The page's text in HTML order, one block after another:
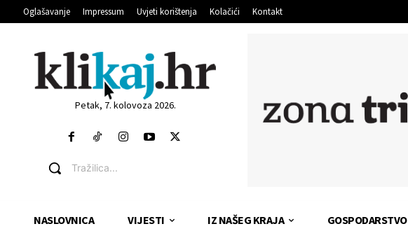
Oglašavanje Impressum Uvjeti korištenja Kolačići Kontakt
Petak, 7. kolovoza 2026.
Tražilica...
NASLOVNICA VIJESTI IZ NAŠEG KRAJA GOSPODARSTVO